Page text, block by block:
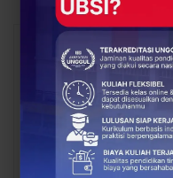
You Might Also Like
PRESTASI